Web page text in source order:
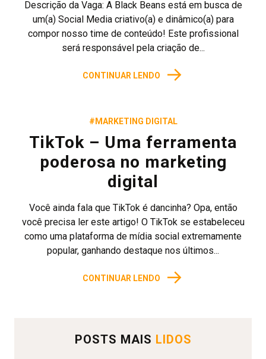
Descrição da Vaga: A Black Beans está em busca de
um(a) Social Media criativo(a) e dinâmico(a) para
compor nosso time de conteúdo! Este profissional
será responsável pela criação de...
CONTINUAR LENDO →
#MARKETING DIGITAL
TikTok – Uma ferramenta
poderosa no marketing
digital
Você ainda fala que TikTok é dancinha? Opa, então
você precisa ler este artigo! O TikTok se estabeleceu
como uma plataforma de mídia social extremamente
popular, ganhando destaque nos últimos...
CONTINUAR LENDO →
POSTS MAIS LIDOS